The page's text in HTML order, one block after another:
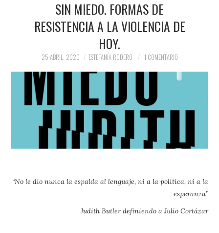
COLABORACIONES)
QUIÉN ES
SIN MIEDO. FORMAS DE
RESISTENCIA A LA VIOLENCIA DE
HOY.
25 ABRIL, 2020 ESTEFANÍA RODERO 1 COMENTARIO
“No le dio nunca la espalda al lenguaje, ni a la política, ni a la
esperanza”
Judith Butler definiendo a Julio Cortázar